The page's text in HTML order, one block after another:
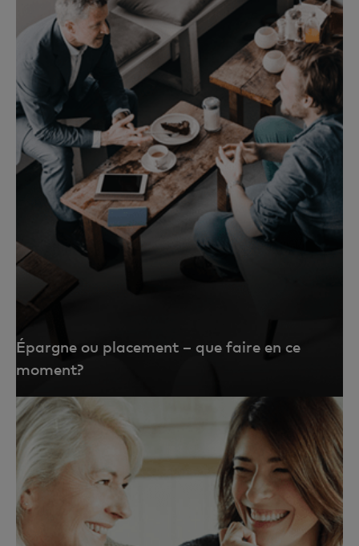
Épargne ou placement – que faire en ce
moment?